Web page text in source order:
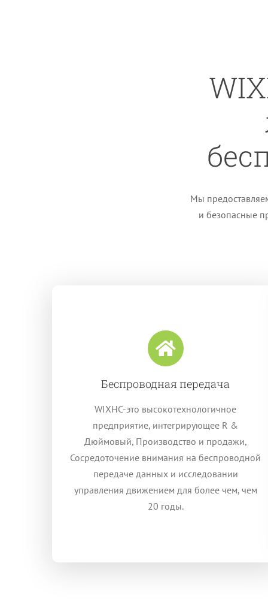
Мы
и безопасные
Беспроводная передача
WIXHC-это высокотехнологичное
предприятие, интегрирующее R &
Дюймовый, Производство и продажи,
Сосредоточение внимания на беспроводной
передаче данных и исследовании
управления движением для более чем, чем
20 годы.